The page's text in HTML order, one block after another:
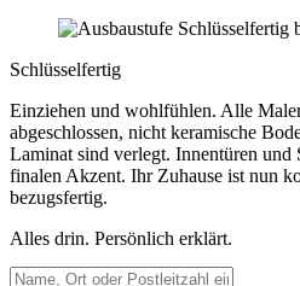
Schlüsselfertig
Einziehen und wohlfühlen. Alle
abgeschlossen, nicht keramische
Laminat sind verlegt. Innentüren und
finalen Akzent. Ihr Zuhause ist nun
bezugsfertig.
Alles drin. Persönlich erklärt.